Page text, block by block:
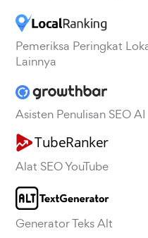
Pemeriksa Peringkat
Lainnya
Asisten Penulisan SEO AI
Alat SEO YouTube
Generator Teks Alt